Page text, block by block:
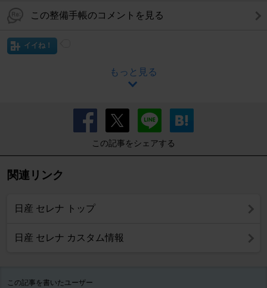
この整備手帳のコメントを見る
イイね！
もっと見る
この記事をシェアする
関連リンク
日産 セレナ トップ
日産 セレナ カスタム情報
この記事を書いたユーザー